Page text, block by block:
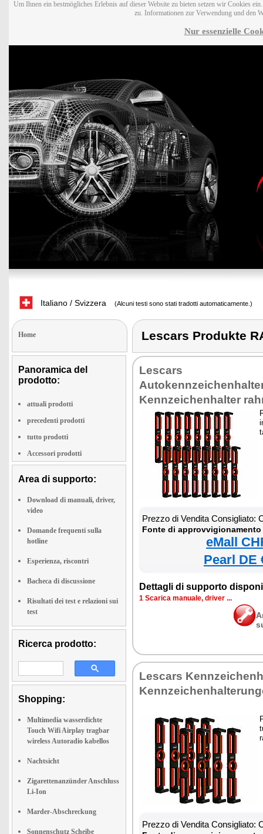
Um Ihnen ein bestmögliches Erlebnis auf dieser Website zu bieten setzen wir Cookies
zu. Informationen zur Verwendung und den
Nur essenzielle
Italiano / Svizzera (Alcuni testi sono stati tradotti automaticamente.)
Home
Panoramica del
prodotto:
attuali prodotti
precedenti prodotti
tutto prodotti
Accessori prodotti
Area di supporto:
Download di manuali, driver,
video
Domande frequenti sulla
hotline
Esperienza, riscontri
Bacheca di discussione
Risultati dei test e relazioni sui
test
Ricerca prodotto:
Shopping:
Multimedia wasserdichte
Touch Wifi Airplay tragbar
wireless Autoradio kabellos
Nachtsicht
Zigarettenanzünder Anschluss
Li-Ion
Marder-Abschreckung
Sonnenschutz Scheibe
Lescars Produkte
Lescars
Kennzeichenhalter
Prezzo di Vendita Consigliato:
Fonte di
eMall
Pearl DE
Dettagli di supporto
1 Scarica manuale, driver ...
Lescars
Prezzo di Vendita Consigliato: